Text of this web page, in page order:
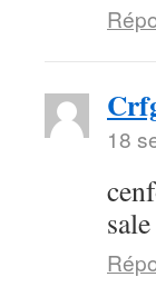
18
sale